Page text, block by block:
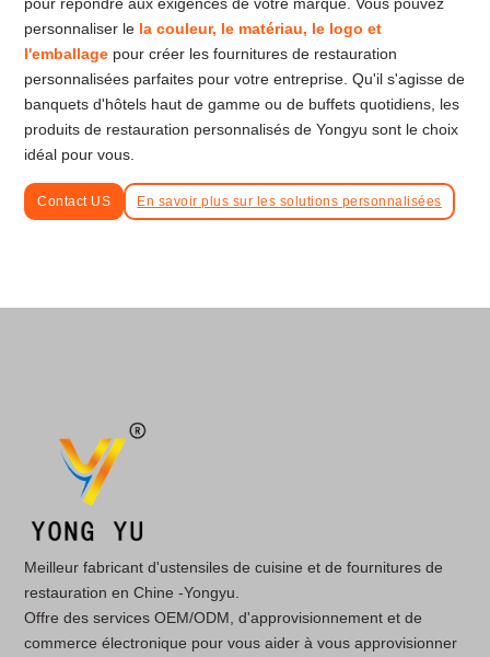
personnaliser le la couleur, le matériau, le logo et
l'emballage pour créer les fournitures de restauration
personnalisées parfaites pour votre entreprise. Qu'il s'agisse de
banquets d'hôtels haut de gamme ou de buffets quotidiens, les
produits de restauration personnalisés de Yongyu sont le choix
idéal pour vous.
Contact US En savoir plus sur les solutions personnalisées
Meilleur fabricant d'ustensiles de cuisine et de fournitures de
restauration en Chine -Yongyu.
Offre des services OEM/ODM, d'approvisionnement et de
commerce électronique pour vous aider à vous approvisionner